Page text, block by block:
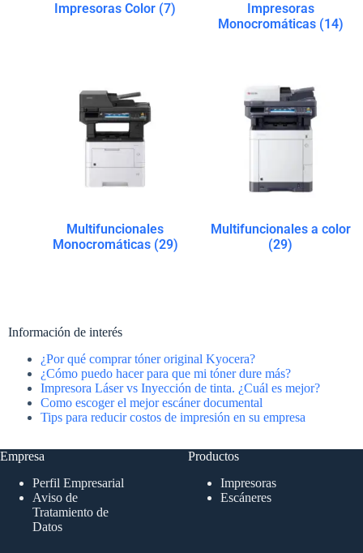
Impresoras Color (7)
Impresoras
Monocromáticas (14)
Multifuncionales
Monocromáticas (29)
Multifuncionales a color
(29)
Información de interés
¿Por qué comprar tóner original Kyocera?
¿Cómo puedo hacer para que mi tóner dure más?
Impresora Láser vs Inyección de tinta. ¿Cuál es mejor?
Como escoger el mejor escáner documental
Tips para reducir costos de impresión en su empresa
Empresa
Perfil Empresarial
Aviso de
Tratamiento de
Datos
Productos
Impresoras
Escáneres